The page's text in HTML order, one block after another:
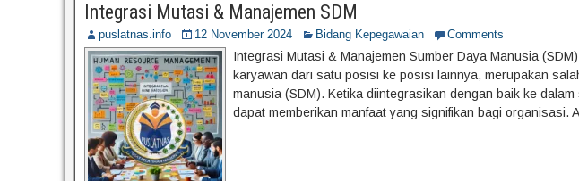
Integrasi Mutasi & Manajemen SDM
puslatnas.info 12 November 2024 Bidang Kepegawaian Comments
Integrasi Mutasi & Manajemen Sumber Daya Manusia
karyawan dari satu posisi ke posisi lainnya, merupakan
manusia (SDM). Ketika diintegrasikan dengan baik ke
dapat memberikan manfaat yang signifikan bagi organisasi.